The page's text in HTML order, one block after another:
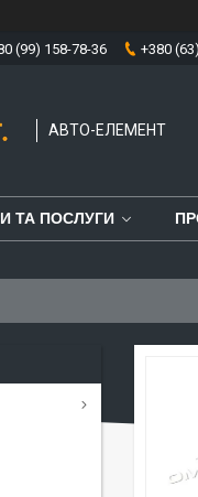
(99) 158-78-36 +380
АВТО-ЕЛЕМЕНТ
ТА ПОСЛУГИ